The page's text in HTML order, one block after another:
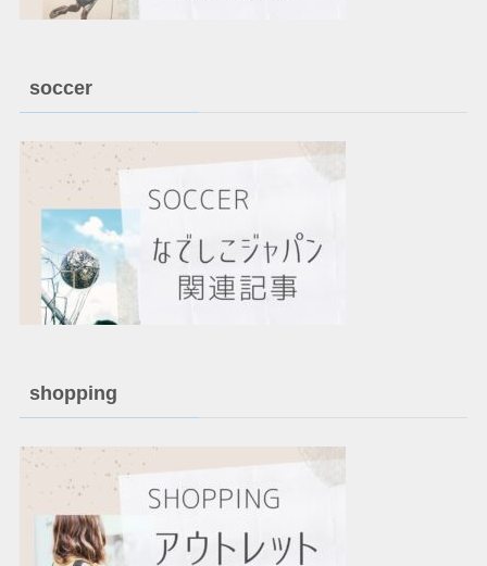
soccer
shopping